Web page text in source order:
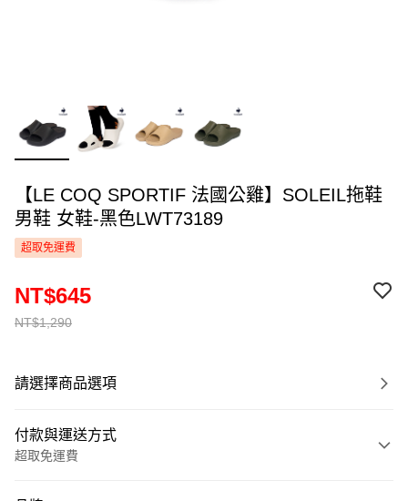
【LE COQ SPORTIF 法國公雞】SOLEIL拖鞋
男鞋 女鞋-黑色LWT73189
超取免運費
NT$1,290
NT$645
請選擇商品選項
付款與運送方式
超取免運費